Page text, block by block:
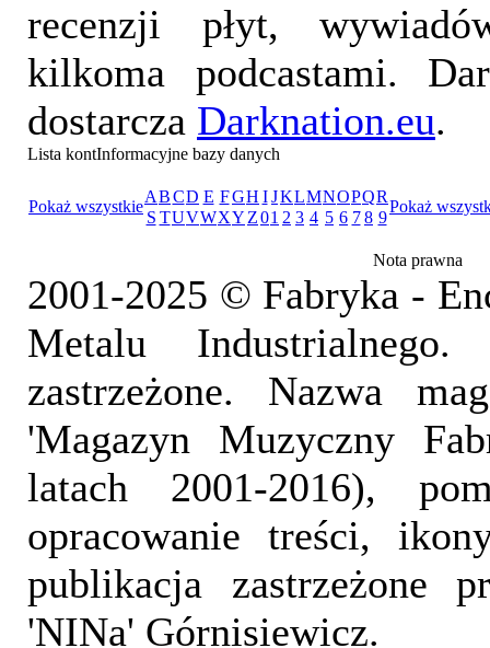
recenzji płyt,
kilkoma podcastami.
dostarcza Darknation.eu.
Lista kontInformacyjne bazy danych
Pokaż wszystkie
ABCD E FGH I JKLMNOPQR
Pokaż
S TUVWXY Z01 2 3 4 5 6 7 8 9
Nota prawna
2001-2025 © Fabryka -
Metalu
zastrzeżone. Nazwa
'Magazyn Muzyczny
latach 2001-2016),
opracowanie treści,
publikacja zastrzeżone
'NINa' Górnisiewicz.